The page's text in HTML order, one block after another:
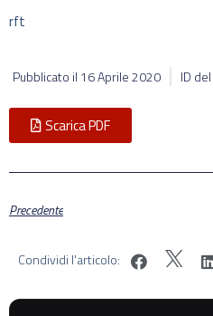
rft
Pubblicato il 16 Aprile 2020 ID
Scarica PDF
Precedente
Condividi l'articolo: